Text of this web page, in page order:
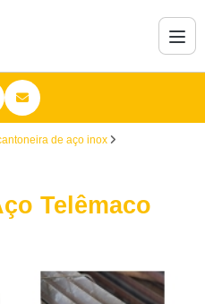
de aço inox
Telêmaco